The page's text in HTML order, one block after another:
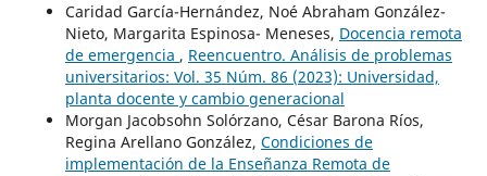
Caridad García-Hernández, Noé Abraham González-
Nieto, Margarita Espinosa- Meneses, Docencia remota
de emergencia , Reencuentro. Análisis de problemas
universitarios: Vol. 35 Núm. 86 (2023): Universidad,
planta docente y cambio generacional
Morgan Jacobsohn Solórzano, César Barona Ríos,
Regina Arellano González, Condiciones de
implementación de la Enseñanza Remota de